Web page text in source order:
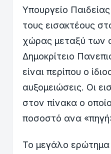
Υπουργείο
τους εισακτέους
χώρας μεταξύ των
Δημοκρίτειο
είναι περίπου ο
αυξομειώσεις. Οι
στον πίνακα ο
ποσοστό ανα
Το μεγάλο ερώτημα